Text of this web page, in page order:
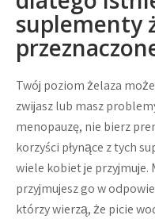
suplementy
Twój poziom żelaza
zwijasz lub masz
menopauzę, nie bierz
korzyści płynące z tych
wiele kobiet je przyjmuje.
przyjmujesz go w
którzy wierzą, że picie